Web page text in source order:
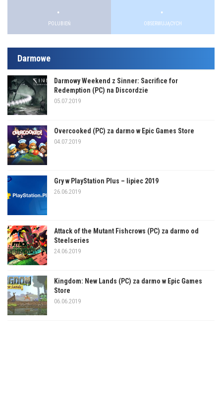
..
POLUBIEŃ
.
OBSERWUJĄCYCH
Darmowe
Darmowy Weekend z Sinner: Sacrifice for
Redemption (PC) na Discordzie
05.07.2019
Overcooked (PC) za darmo w Epic Games Store
04.07.2019
Gry w PlayStation Plus – lipiec 2019
26.06.2019
Attack of the Mutant Fishcrows (PC) za darmo od
Steelseries
24.06.2019
Kingdom: New Lands (PC) za darmo w Epic Games
Store
06.06.2019